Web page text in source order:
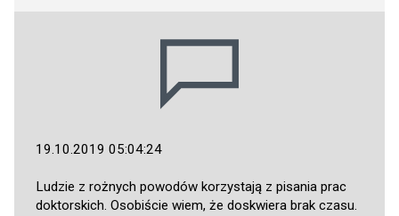
19.10.2019 05:04:24
Ludzie z rożnych powodów korzystają z pisania prac
doktorskich. Osobiście wiem, że doskwiera brak czasu.